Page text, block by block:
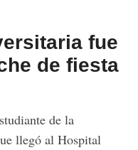
fue
de fiesta
de la
llegó al Hospital